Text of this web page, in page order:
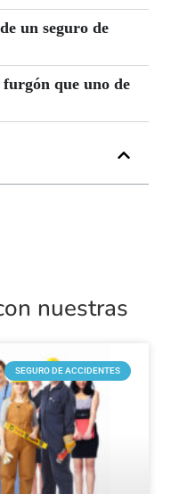
un seguro de
furgón que uno de
nuestras
SEGURO DE ACCIDENTES